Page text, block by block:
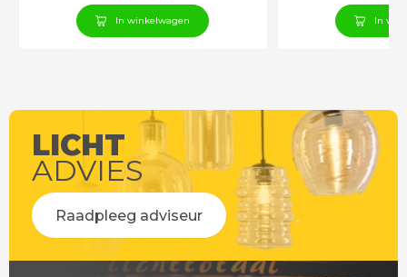
In winkelwagen In
LICHT
ADVIES
Raadpleeg adviseur